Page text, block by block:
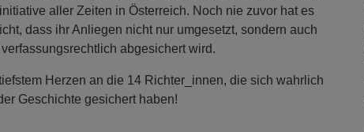
aller Zeiten in Österreich. Noch nie zuvor hat es
dass ihr Anliegen nicht nur umgesetzt, sondern auch
abgesichert wird.
Herzen an die 14 Richter_innen, die sich wahrlich
Geschichte gesichert haben!